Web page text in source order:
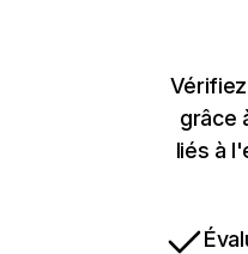
grâce
liés à